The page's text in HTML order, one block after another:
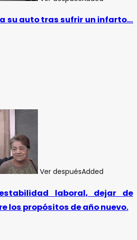
su auto tras sufrir un infarto…
Ver despuésAdded
laboral, dejar de
los propósitos de año nuevo.